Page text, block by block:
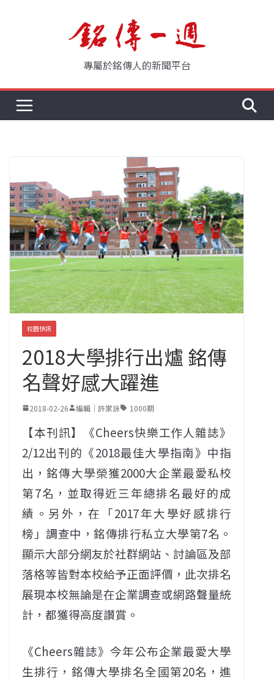
專屬於銘傳人的新聞平台
校園快訊
2018大學排行出爐 銘傳
名聲好感大躍進
2018-02-26 編輯｜許棠詠 1000期
【本刊訊】《Cheers快樂工作人雜誌》
2/12出刊的《2018最佳大學指南》中指
出，銘傳大學榮獲2000大企業最愛私校
第7名，並取得近三年總排名最好的成
績。另外，在「2017年大學好感排行
榜」調查中，銘傳排行私立大學第7名。
顯示大部分網友於社群網站、討論區及部
落格等皆對本校給予正面評價，此次排名
展現本校無論是在企業調查或網路聲量統
計，都獲得高度讚賞。
《Cheers雜誌》今年公布企業最愛大學
生排行，銘傳大學排名全國第20名，進